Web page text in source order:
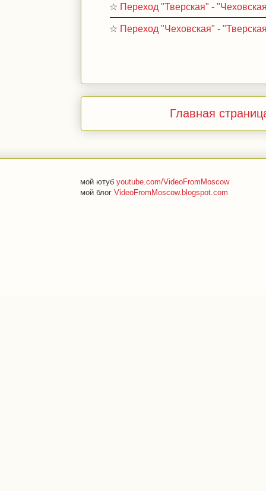
☆ Переход "Тверская" -
☆ Переход "Чеховская" -
Главная
мой ютуб youtube.com/VideoFromMoscow
мой блог VideoFromMoscow.blogspot.com